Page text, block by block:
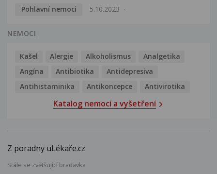
Pohlavní nemoci
5.10.2023
NEMOCI
Kašel Alergie Alkoholismus
Analgetika
Angína
Antibiotika
Antidepresiva
Antihistaminika
Antikoncepce Antivirotika
Katalog nemocí a vyšetření
Z poradny uLékaře.cz
Stále se zvětšující bradavka